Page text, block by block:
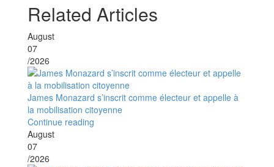
Related Articles
August
07
/2026
James Monazard s’inscrit comme électeur et appelle à
la mobilisation citoyenne
Continue reading
August
07
/2026